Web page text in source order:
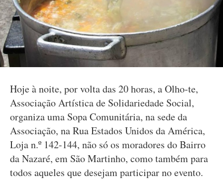
Hoje à noite, por volta das 20 horas, a Olho-te,
Associação Artística de Solidariedade Social,
organiza uma Sopa Comunitária, na sede da
Associação, na Rua Estados Unidos da América,
Loja n.º 142-144, não só os moradores do Bairro
da Nazaré, em São Martinho, como também para
todos aqueles que desejam participar no evento.